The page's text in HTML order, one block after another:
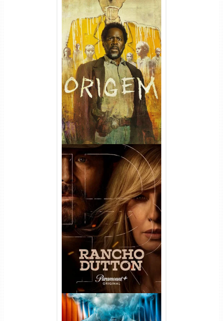
Origem 4ª Temporada Torrent
(2026) WEB-DL 1080p/4K
Dual Áudio
Rancho Dutton 1ª
Temporada Torrent (2026)
WEB-DL 1080p Dual Áudio